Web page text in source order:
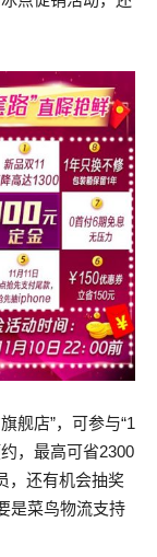
舰店”，可参与“1
，最高可省2300
，还有机会抽奖
是菜鸟物流支持